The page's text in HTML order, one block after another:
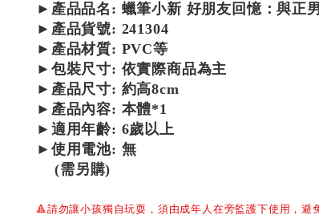
► 產品品名: 蠟筆小新 好朋友回憶：與正
► 產品貨號: 241304
► 產品材質: PVC等
►包裝尺寸: 依實際商品為主
►產品尺寸: 約高8cm
►產品內容: 本體*1
►適用年齡: 6歲以上
►使用電池: 無
(需另購)
🔺請勿讓小孩獨自玩耍，須由成年人在旁監護下使用，避